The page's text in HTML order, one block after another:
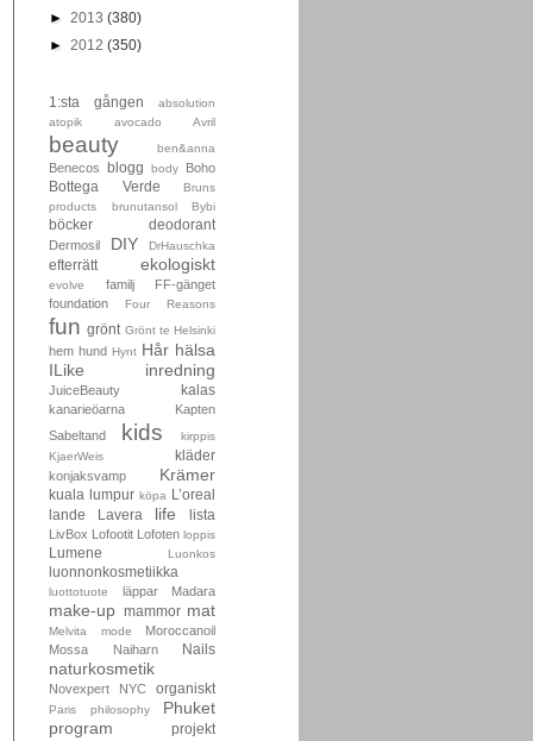
► 2013 (380)
► 2012 (350)
1:sta gången
absolution
atopik
avocado Avril
beauty ben&anna
Benecos blogg body Boho
Bottega Verde
Bruns
products
brunutansol Bybi
böcker deodorant
Dermosil DIY DrHauschka
efterrätt ekologiskt
evolve familj
FF-gänget
foundation
Four Reasons
fun grönt Grönt te Helsinki
hem hund Hynt Hår hälsa
ILike
inredning
JuiceBeauty kalas
kanarieöarna
Kapten
Sabeltand
kids
kirppis
KjaerWeis
kläder
konjaksvamp Krämer
kuala lumpur köpa
L’oreal
lande
Lavera life lista
LivBox Lofootit Lofoten loppis
Lumene Luonkos
luonnonkosmetiikka
luottotuote läppar Madara
make-up mammor mat
Melvita mode
Moroccanoil
Mossa
Naiharn Nails
naturkosmetik
Novexpert NYC organiskt
Paris philosophy
Phuket
program
projekt